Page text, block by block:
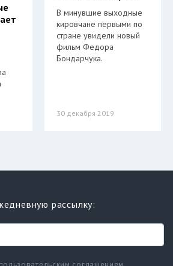
В минувшие выходные
кировчане первыми по
стране увидели новый
фильм Федора
Бондарчука.
30 декабря 2019
рассылку: